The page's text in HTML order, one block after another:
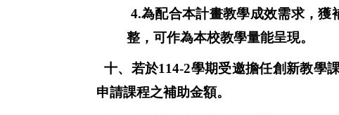
4.為配合本計畫教學成效需求，獲
整，可作為本校教學量能呈現。
十、若於114-2學期受邀擔任創新教學
申請課程之補助金額。